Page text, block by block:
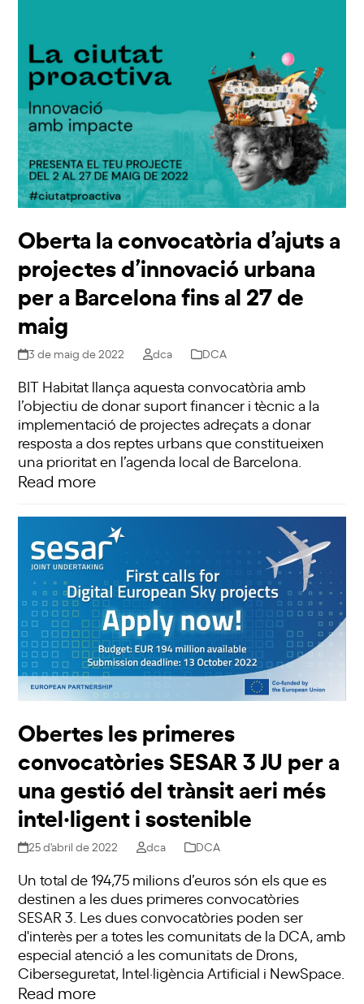
Oberta la convocatòria d’ajuts a
projectes d’innovació urbana
per a Barcelona fins al 27 de
maig
3 de maig de 2022 dca DCA
BIT Habitat llança aquesta convocatòria amb
l’objectiu de donar suport financer i tècnic a la
implementació de projectes adreçats a donar
resposta a dos reptes urbans que constitueixen
una prioritat en l’agenda local de Barcelona.
Read more
Obertes les primeres
convocatòries SESAR 3 JU per a
una gestió del trànsit aeri més
intel·ligent i sostenible
25 d'abril de 2022 dca DCA
Un total de 194,75 milions d’euros són els que es
destinen a les dues primeres convocatòries
SESAR 3. Les dues convocatòries poden ser
d'interès per a totes les comunitats de la DCA, amb
especial atenció a les comunitats de Drons,
Ciberseguretat, Intel·ligència Artificial i NewSpace.
Read more